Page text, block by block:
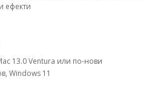
ефекти
13.0 Ventura или по-нови
Windows 11